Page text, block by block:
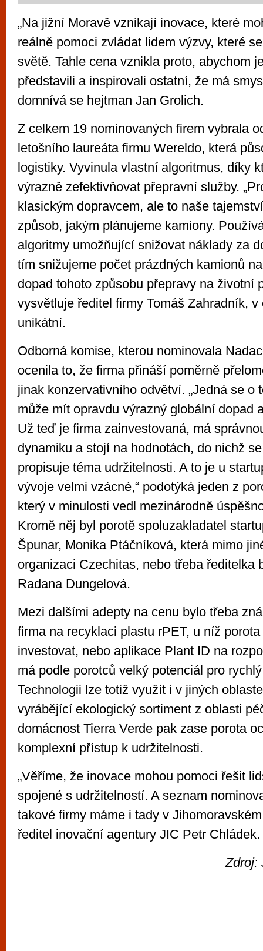
„Na jižní Moravě vznikají inovace, které
reálně pomoci zvládat lidem výzvy, které
světě. Tahle cena vznikla proto, abychom
představili a inspirovali ostatní, že má
domnívá se hejtman Jan Grolich.
Z celkem 19 nominovaných firem vybrala
letošního laureáta firmu Wereldo, která
logistiky. Vyvinula vlastní algoritmus, díky
výrazně zefektivňovat přepravní služby.
klasickým dopravcem, ale to naše
způsob, jakým plánujeme kamiony.
algoritmy umožňující snižovat náklady za
tím snižujeme počet prázdných kamionů
dopad tohoto způsobu přepravy na životní
vysvětluje ředitel firmy Tomáš Zahradník,
unikátní.
Odborná komise, kterou nominovala
ocenila to, že firma přináší poměrně
jinak konzervativního odvětví. „Jedná se o
může mít opravdu výrazný globální dopad
Už teď je firma zainvestovaná, má
dynamiku a stojí na hodnotách, do nichž
propisuje téma udržitelnosti. A to je u
vývoje velmi vzácné,“ podotýká jeden z
který v minulosti vedl mezinárodně
Kromě něj byl porotě spoluzakladatel
Špunar, Monika Ptáčníková, která mimo
organizaci Czechitas, nebo třeba ředitelka
Radana Dungelová.
Mezi dalšími adepty na cenu bylo třeba
firma na recyklaci plastu rPET, u níž
investovat, nebo aplikace Plant ID na
má podle porotců velký potenciál pro
Technologii lze totiž využít i v jiných
vyrábějící ekologický sortiment z oblasti
domácnost Tierra Verde pak zase porota
komplexní přístup k udržitelnosti.
„Věříme, že inovace mohou pomoci řešit
spojené s udržitelností. A seznam
takové firmy máme i tady v
ředitel inovační agentury JIC Petr Chládek.
Zdroj: